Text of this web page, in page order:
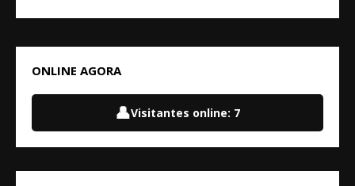
ONLINE AGORA
👤Visitantes online: 7